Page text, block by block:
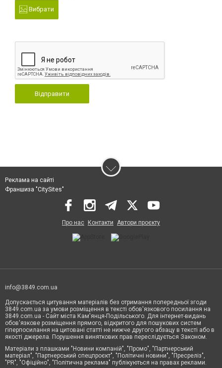
Вибрати
Відправити
Реклама на сайті
Франшиза "CitySites"
Про нас Контакти Автори проєкту
info@3849.com.ua
Допускається цитування матеріалів без отримання попередньої згоди
3849.com.ua за умови розміщення в тексті обов'язкового посилання на
3849.com.ua - Сайт міста Кам'янця-Подільського. Для інтернет-видань
обов'язкове розміщення прямого, відкритого для пошукових систем
гіперпосилання на цитовані статті не нижче другого абзацу в тексті або в
якості джерела. Порушення виняткових прав переслідується Законом.
Матеріали з плашками "Новини компаній", "Промо", "Партнерський
матеріал", "Партнерський спецпроєкт", "Політичні новини", "Пресреліз",
"PR", "Офіційно", "Політична реклама" публікуються на правах реклами.